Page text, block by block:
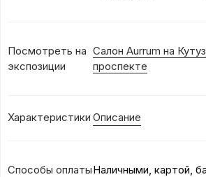
Посмотреть на
экспозиции
Салон Aurrum на
проспекте
Характеристики Описание
Способы оплатыНаличными, картой,